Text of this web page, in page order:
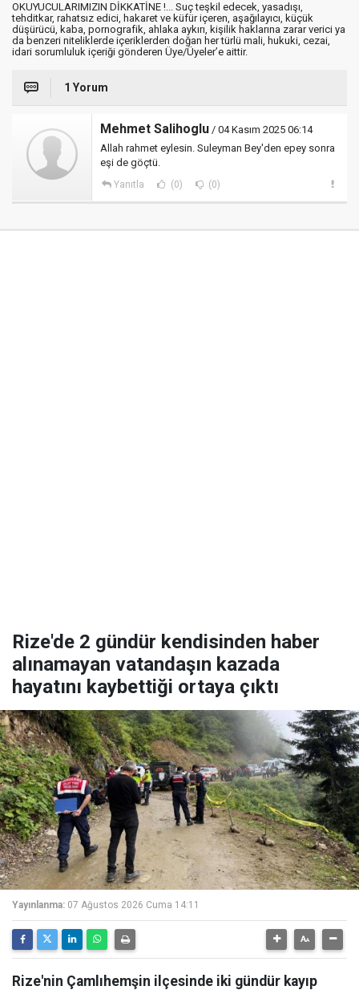
OKUYUCULARIMIZIN DİKKATİNE !... Suç teşkil edecek, yasadışı,
tehditkar, rahatsız edici, hakaret ve küfür içeren, aşağılayıcı, küçük
düşürücü, kaba, pornografik, ahlaka aykırı, kişilik haklarına zarar verici ya
da benzeri niteliklerde içeriklerden doğan her türlü mali, hukuki, cezai,
idari sorumluluk içeriği gönderen Üye/Üyeler’e aittir.
1 Yorum
Mehmet Salihoglu / 04 Kasım 2025 06:14
Allah rahmet eylesin. Suleyman Bey'den epey sonra
eşi de göçtü.
Yanıtla (0) (0)
Rize'de 2 gündür kendisinden haber
alınamayan vatandaşın kazada
hayatını kaybettiği ortaya çıktı
Yayınlanma: 07 Ağustos 2026 Cuma 14:11
Rize'nin Çamlıhemşin ilçesinde iki gündür kayıp